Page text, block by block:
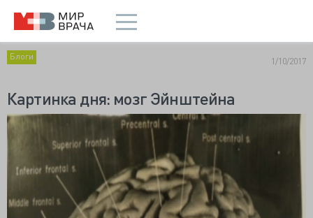
Блоги 1/10/2017
Картинка дня: мозг Эйнштейна